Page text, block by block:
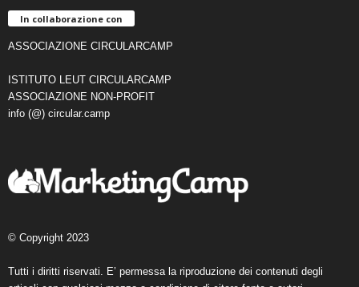
In collaborazione con
ASSOCIAZIONE CIRCULARCAMP
ISTITUTO LEUT CIRCULARCAMP
ASSOCIAZIONE NON-PROFIT
info (@) circular.camp
© Copyright 2023
Tutti i diritti riservati. E’ permessa la riproduzione dei contenuti degli